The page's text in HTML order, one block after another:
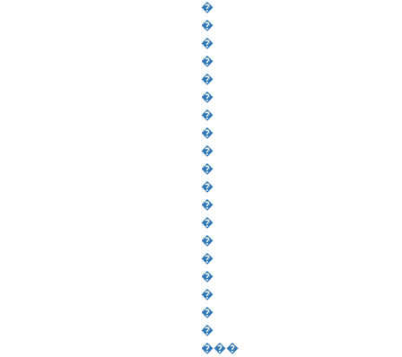
�
�
�
�
�
�
�
�
�
�
�
�
�
�
�
�
�
�
�
���